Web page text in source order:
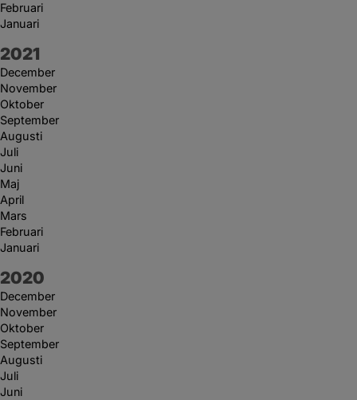
Februari
Januari
År:
2021
December
November
Oktober
September
Augusti
Juli
Juni
Maj
April
Mars
Februari
Januari
År:
2020
December
November
Oktober
September
Augusti
Juli
Juni